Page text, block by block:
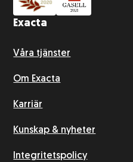
Exacta
Våra tjänster
Om Exacta
Karriär
Kunskap & nyheter
Integritetspolicy